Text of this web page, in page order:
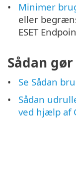
Minimer
eller
ESET
Sådan
Se Sådan
Sådan
ved hjælp af